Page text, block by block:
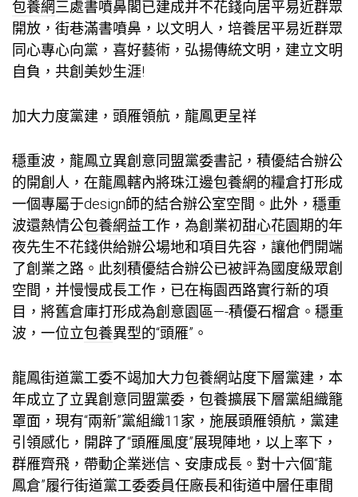
包養網三處書噴鼻閣已建成并不花錢向居平易近群眾
開放，街巷滿書噴鼻，以文明人，培養居平易近群眾
同心專心向黨，喜好藝術，弘揚傳統文明，建立文明
自負，共創美妙生涯!
加大力度黨建，頭雁領航，龍鳳更呈祥
穩重波，龍鳳立異創意同盟黨委書記，積優結合辦公
的開創人，在龍鳳轄內將珠江邊包養網的糧倉打形成
一個專屬于design師的結合辦公室空間。此外，穩重
波還熱情公包養網益工作，為創業初甜心花園期的年
夜先生不花錢供給辦公場地和項目先容，讓他們開端
了創業之路。此刻積優結合辦公已被評為國度級眾創
空間，并慢慢成長工作，已在梅園西路實行新的項
目，將舊倉庫打形成為創意園區—-積優石榴倉。穩重
波，一位立包養異型的“頭雁”。
龍鳳街道黨工委不竭加大力包養網站度下層黨建，本
年成立了立異創意同盟黨委， 包養擴展下層黨組織籠
罩面，現有“兩新”黨組織11家，施展頭雁領航，黨建
引領感化，開辟了“頭雁風度”展現陣地，以上率下，
群雁齊飛，帶動企業迷信、安康成長。對十六個“龍
鳳倉”履行街道黨工委委員任廠長和街道中層任車間